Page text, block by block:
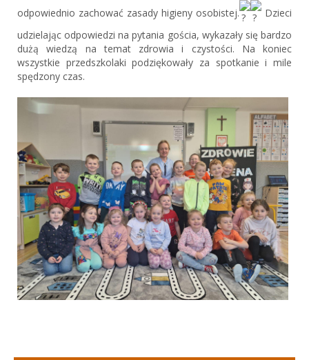
odpowiednio zachować zasady higieny osobistej.
Dzieci
udzielając odpowiedzi na pytania gościa, wykazały się bardzo
dużą wiedzą na temat zdrowia i czystości. Na koniec
wszystkie przedszkolaki podziękowały za spotkanie i mile
spędzony czas.